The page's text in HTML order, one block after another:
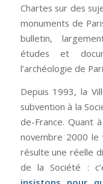
Chartes sur des
monuments de
bulletin,
études et
l’archéologie de
Depuis 1993, la
subvention à la
de-France. Quant
novembre 2000 le
résulte une réelle
de la Société :